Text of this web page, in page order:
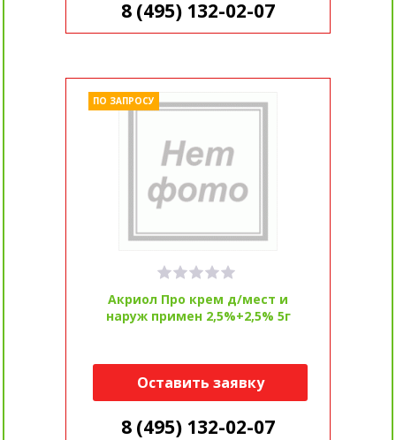
8 (495) 132-02-07
Акриол Про крем д/мест и
наруж примен 2,5%+2,5% 5г
ПО ЗАПРОСУ
Оставить заявку
8 (495) 132-02-07